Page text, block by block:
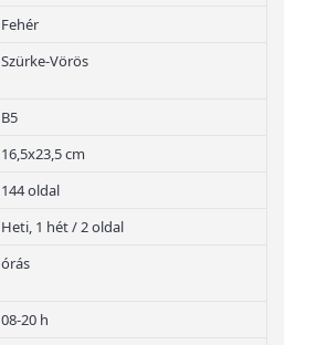
Fehér
Szürke-Vörös
B5
16,5x23,5 cm
144 oldal
Heti, 1 hét / 2 oldal
órás
08-20 h